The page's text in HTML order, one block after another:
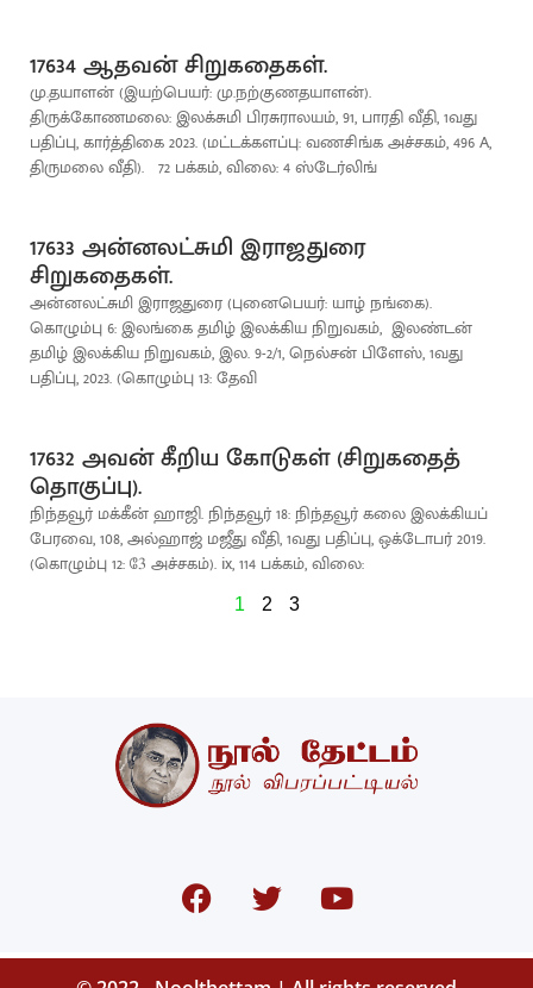
17634 ஆதவன் சிறுகதைகள்.
மு.தயாளன் (இயற்பெயர்: மு.நற்குணதயாளன்).
திருக்கோணமலை: இலக்சுமி பிரசுராலயம், 91, பாரதி வீதி, 1வது
பதிப்பு, கார்த்திகை 2023. (மட்டக்களப்பு: வணசிங்க அச்சகம், 496 A,
திருமலை வீதி). 72 பக்கம், விலை: 4 ஸ்டேர்லிங்
17633 அன்னலட்சுமி இராஜதுரை
சிறுகதைகள்.
அன்னலட்சுமி இராஜதுரை (புனைபெயர்: யாழ் நங்கை).
கொழும்பு 6: இலங்கை தமிழ் இலக்கிய நிறுவகம், இலண்டன்
தமிழ் இலக்கிய நிறுவகம், இல. 9-2/1, நெல்சன் பிளேஸ், 1வது
பதிப்பு, 2023. (கொழும்பு 13: தேவி
17632 அவன் கீறிய கோடுகள் (சிறுகதைத்
தொகுப்பு).
நிந்தவூர் மக்கீன் ஹாஜி. நிந்தவூர் 18: நிந்தவூர் கலை இலக்கியப்
பேரவை, 108, அல்ஹாஜ் மஜீது வீதி, 1வது பதிப்பு, ஒக்டோபர் 2019.
(கொழும்பு 12: 3ே அச்சகம்). ix, 114 பக்கம், விலை:
1 2 3